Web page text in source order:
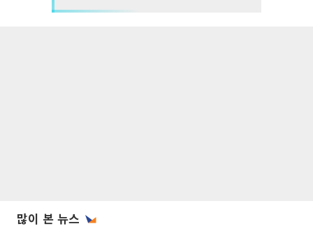
많이 본 뉴스